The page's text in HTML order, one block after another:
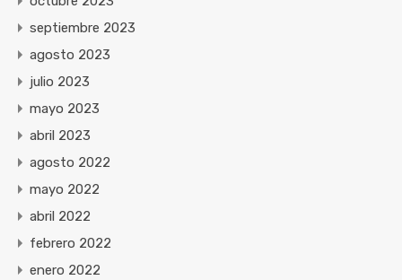
septiembre 2023
agosto 2023
julio 2023
mayo 2023
abril 2023
agosto 2022
mayo 2022
abril 2022
febrero 2022
enero 2022